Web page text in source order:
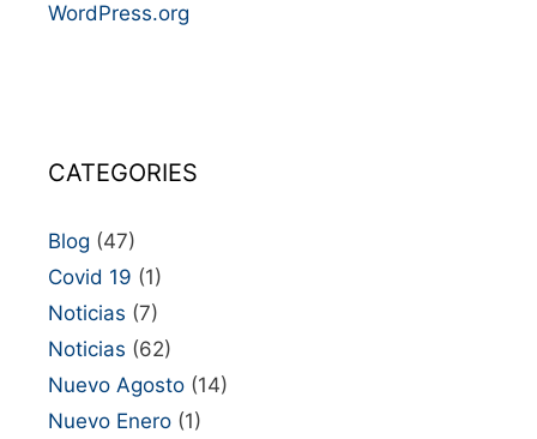
WordPress.org
CATEGORIES
Blog (47)
Covid 19 (1)
Noticias (7)
Noticias (62)
Nuevo Agosto (14)
Nuevo Enero (1)